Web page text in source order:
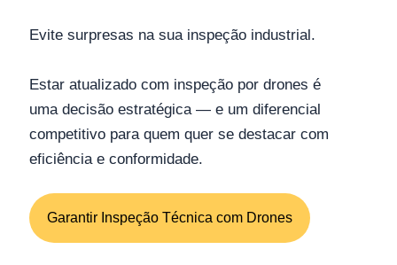
Evite surpresas na sua inspeção industrial.
Estar atualizado com inspeção por drones é
uma decisão estratégica — e um diferencial
competitivo para quem quer se destacar com
eficiência e conformidade.
Garantir Inspeção Técnica com Drones